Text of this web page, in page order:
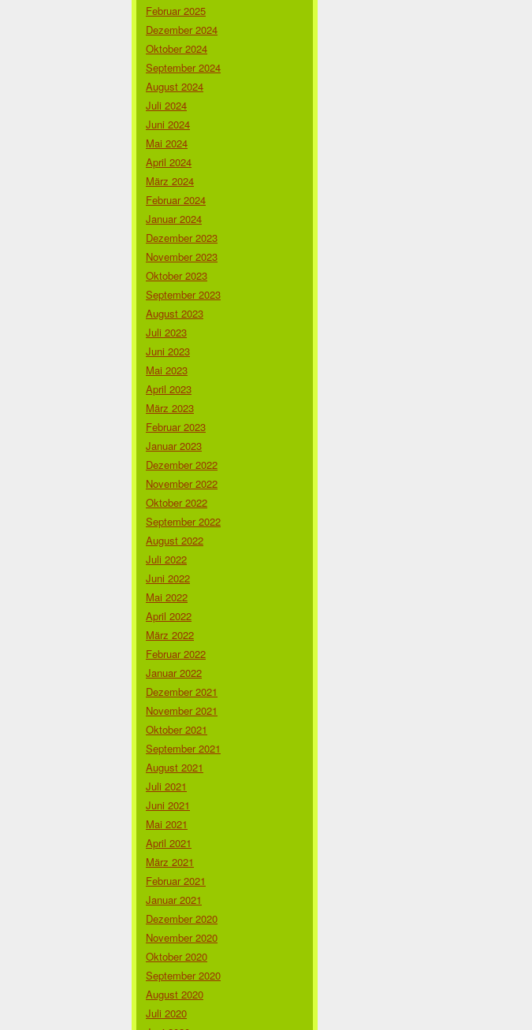
Februar 2025
Dezember 2024
Oktober 2024
September 2024
August 2024
Juli 2024
Juni 2024
Mai 2024
April 2024
März 2024
Februar 2024
Januar 2024
Dezember 2023
November 2023
Oktober 2023
September 2023
August 2023
Juli 2023
Juni 2023
Mai 2023
April 2023
März 2023
Februar 2023
Januar 2023
Dezember 2022
November 2022
Oktober 2022
September 2022
August 2022
Juli 2022
Juni 2022
Mai 2022
April 2022
März 2022
Februar 2022
Januar 2022
Dezember 2021
November 2021
Oktober 2021
September 2021
August 2021
Juli 2021
Juni 2021
Mai 2021
April 2021
März 2021
Februar 2021
Januar 2021
Dezember 2020
November 2020
Oktober 2020
September 2020
August 2020
Juli 2020